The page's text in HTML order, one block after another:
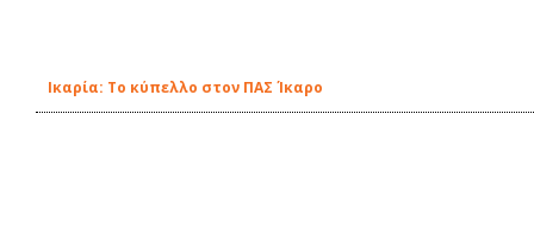
Ικαρία: Το κύπελλο στον ΠΑΣ Ίκαρο